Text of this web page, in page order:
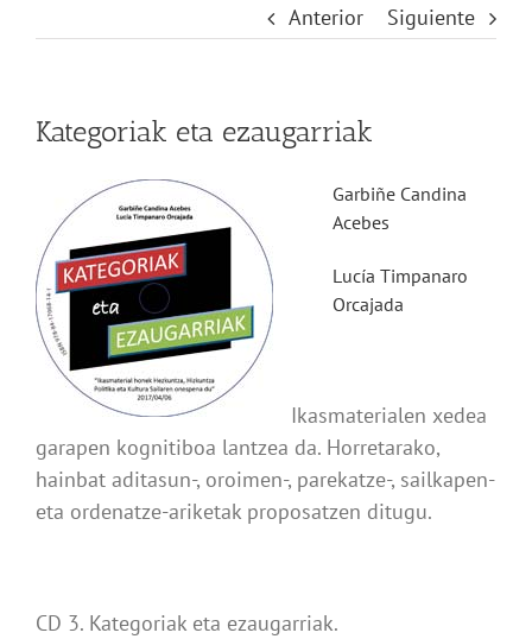
Anterior Siguiente
Kategoriak eta ezaugarriak
Garbiñe Candina
Acebes
Lucía Timpanaro
Orcajada
Ikasmaterialen xedea
garapen kognitiboa lantzea da. Horretarako,
hainbat aditasun-, oroimen-, parekatze-, sailkapen-
eta ordenatze-ariketak proposatzen ditugu.
CD 3. Kategoriak eta ezaugarriak.